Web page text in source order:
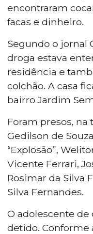
encontraram
facas e dinheiro.
Segundo o jornal
droga estava
residência e
colchão. A casa
bairro Jardim
Foram presos, na
Gedilson de
“Explosão”,
Vicente Ferrari,
Rosimar da Silva
Silva Fernandes.
O adolescente de
detido. Conforme